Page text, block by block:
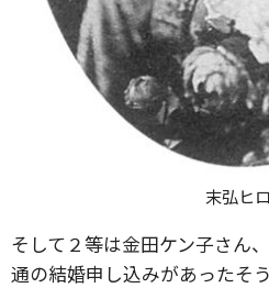
末弘ヒ
そして２等は金田ケン子さん
通の結婚申し込みがあったそう